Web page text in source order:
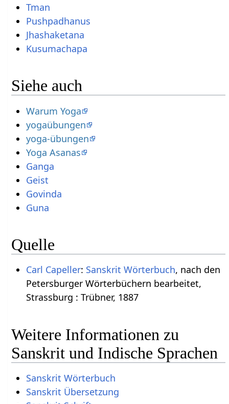
Tman
Pushpadhanus
Jhashaketana
Kusumachapa
Siehe auch
Warum Yoga
yogaübungen
yoga-übungen
Yoga Asanas
Ganga
Geist
Govinda
Guna
Quelle
Carl Capeller: Sanskrit Wörterbuch, nach den
Petersburger Wörterbüchern bearbeitet,
Strassburg : Trübner, 1887
Weitere Informationen zu
Sanskrit und Indische Sprachen
Sanskrit Wörterbuch
Sanskrit Übersetzung